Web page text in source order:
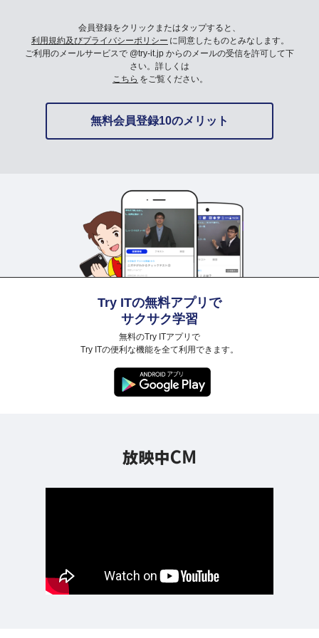
会員登録をクリックまたはタップすると、
利用規約及びプライバシーポリシー に同意したものとみなします。
ご利用のメールサービスで @try-it.jp からのメールの受信を許可して下
さい。詳しくは
こちら をご覧ください。
無料会員登録10のメリット
Try ITの無料アプリで
サクサク学習
無料のTry ITアプリで
Try ITの便利な機能を全て利用できます。